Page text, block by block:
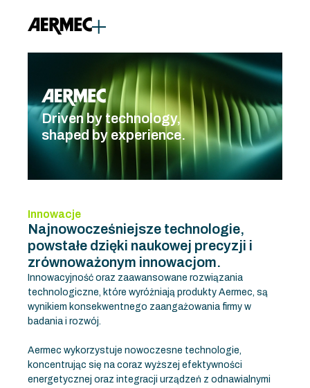
Driven by technology,
shaped by experience.
Innowacje
Najnowocześniejsze technologie,
powstałe dzięki naukowej precyzji i
zrównoważonym innowacjom.
Innowacyjność oraz zaawansowane rozwiązania
technologiczne, które wyróżniają produkty Aermec, są
wynikiem konsekwentnego zaangażowania firmy w
badania i rozwój.
Aermec wykorzystuje nowoczesne technologie,
koncentrując się na coraz wyższej efektywności
energetycznej oraz integracji urządzeń z odnawialnymi